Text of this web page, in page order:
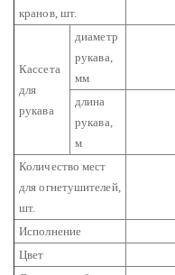
кранов, шт.
Кассета
для
рукава
диаметр
рукава,
мм
длина
рукава,
м
Количество мест
для огнетушителей,
шт.
Исполнение
Цвет